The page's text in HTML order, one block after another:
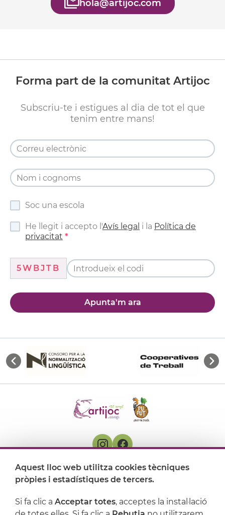
hola@artijoc.com
Forma part de la comunitat Artijoc
Subscriu-te i estigues al dia de tot el que
tenim entre mans!
Soc una escola
He llegit i accepto l'Avís legal i la Política de
privacitat
5WBJTB
Apunta'm ara
On ens trobem
Aquest lloc web utilitza cookies tècniques
pròpies i estadístiques de tercers.
Si fa clic a Acceptar totes, acceptes la instal·lació